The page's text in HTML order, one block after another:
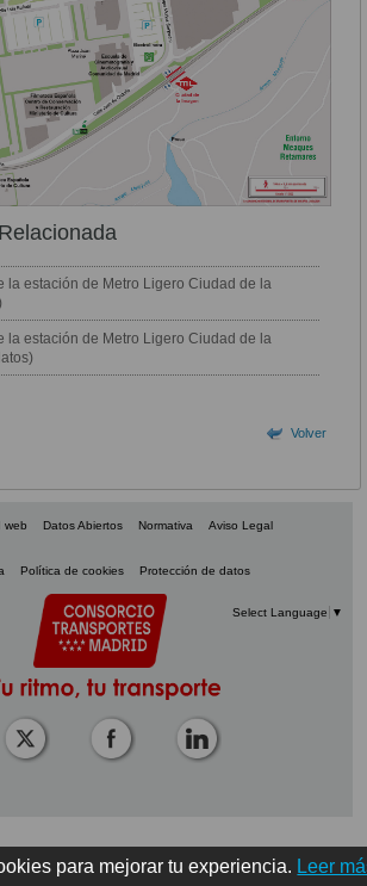
para mejorar tu experiencia. Leer
la estación de Metro Ligero Ciudad de la
la estación de Metro Ligero Ciudad de la
Volver
web Datos Abiertos Normativa Aviso Legal
Política de cookies Protección de datos
Select Language ▼